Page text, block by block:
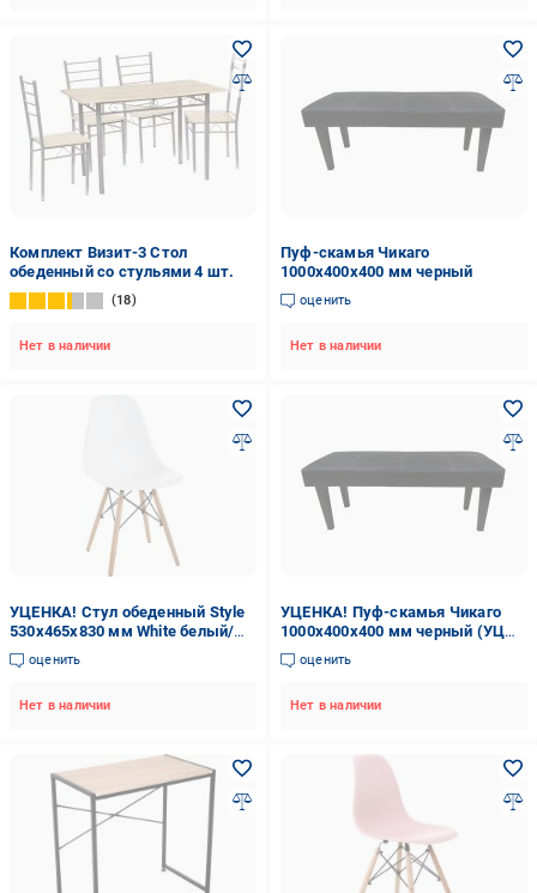
Комплект Визит-3 Стол
обеденный со стульями 4 шт.
18
Нет в наличии
Пуф-скамья Чикаго
1000х400х400 мм черный
оценить
Нет в наличии
УЦЕНКА! Стул обеденный Style
530x465x830 мм White белый/
бук (УЦ №157)
оценить
Нет в наличии
УЦЕНКА! Пуф-скамья Чикаго
1000х400х400 мм черный (УЦ
№101)
оценить
Нет в наличии